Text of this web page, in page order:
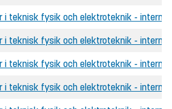
i teknisk fysik och elektroteknik -
i teknisk fysik och elektroteknik -
i teknisk fysik och elektroteknik -
i teknisk fysik och elektroteknik -